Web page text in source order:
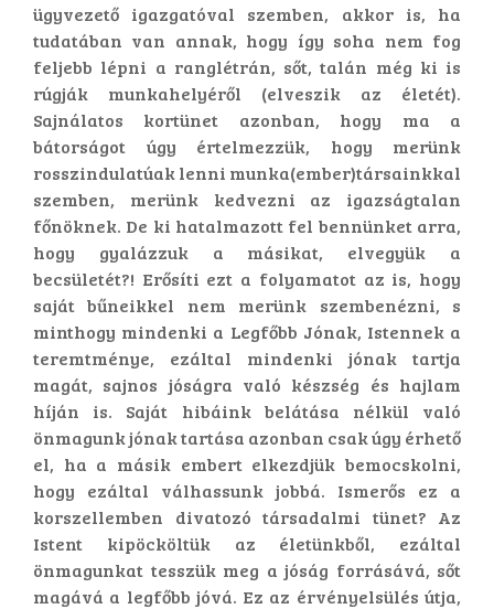
ügyvezető igazgatóval szemben, akkor is, ha
tudatában van annak, hogy így soha nem fog
feljebb lépni a ranglétrán, sőt, talán még ki is
rúgják munkahelyéről (elveszik az életét).
Sajnálatos kortünet azonban, hogy ma a
bátorságot úgy értelmezzük, hogy merünk
rosszindulatúak lenni munka(ember)társainkkal
szemben, merünk kedvezni az igazságtalan
főnöknek. De ki hatalmazott fel bennünket arra,
hogy gyalázzuk a másikat, elvegyük a
becsületét?! Erősíti ezt a folyamatot az is, hogy
saját bűneikkel nem merünk szembenézni, s
minthogy mindenki a Legfőbb Jónak, Istennek a
teremtménye, ezáltal mindenki jónak tartja
magát, sajnos jóságra való készség és hajlam
híján is. Saját hibáink belátása nélkül való
önmagunk jónak tartása azonban csak úgy érhető
el, ha a másik embert elkezdjük bemocskolni,
hogy ezáltal válhassunk jobbá. Ismerős ez a
korszellemben divatozó társadalmi tünet? Az
Istent kipöcköltük az életünkből, ezáltal
önmagunkat tesszük meg a jóság forrásává, sőt
magává a legfőbb jóvá. Ez az érvényelsülés útja,